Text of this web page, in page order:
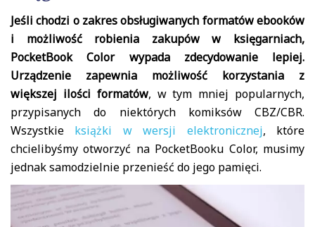
Jeśli chodzi o zakres obsługiwanych formatów ebooków
i możliwość robienia zakupów w księgarniach,
PocketBook Color wypada zdecydowanie lepiej.
Urządzenie zapewnia możliwość korzystania z
większej ilości formatów, w tym mniej popularnych,
przypisanych do niektórych komiksów CBZ/CBR.
Wszystkie książki w wersji elektronicznej, które
chcielibyśmy otworzyć na PocketBooku Color, musimy
jednak samodzielnie przenieść do jego pamięci.